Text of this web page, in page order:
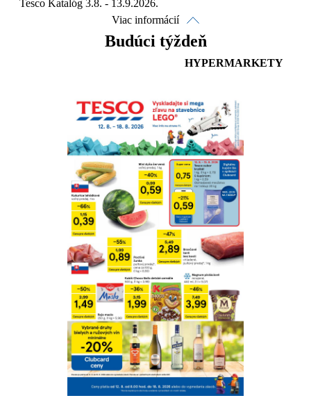
Tesco Katalóg 3.8. - 13.9.2026.
Viac informácií
Pozrieť online
Stiahnuť
Detaily platnosti
Budúci týždeň
HYPERMARKETY